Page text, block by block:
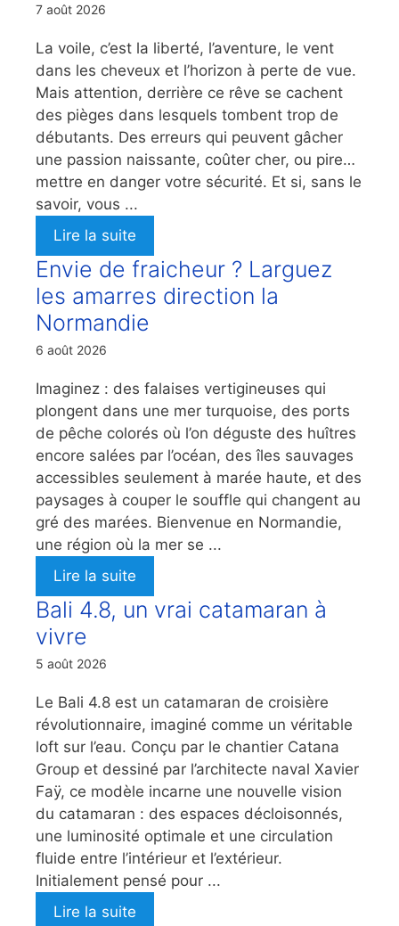
7 août 2026
La voile, c’est la liberté, l’aventure, le vent
dans les cheveux et l’horizon à perte de vue.
Mais attention, derrière ce rêve se cachent
des pièges dans lesquels tombent trop de
débutants. Des erreurs qui peuvent gâcher
une passion naissante, coûter cher, ou pire…
mettre en danger votre sécurité. Et si, sans le
savoir, vous ...
Lire la suite
Envie de fraicheur ? Larguez
les amarres direction la
Normandie
6 août 2026
Imaginez : des falaises vertigineuses qui
plongent dans une mer turquoise, des ports
de pêche colorés où l’on déguste des huîtres
encore salées par l’océan, des îles sauvages
accessibles seulement à marée haute, et des
paysages à couper le souffle qui changent au
gré des marées. Bienvenue en Normandie,
une région où la mer se ...
Lire la suite
Bali 4.8, un vrai catamaran à
vivre
5 août 2026
Le Bali 4.8 est un catamaran de croisière
révolutionnaire, imaginé comme un véritable
loft sur l’eau. Conçu par le chantier Catana
Group et dessiné par l’architecte naval Xavier
Faÿ, ce modèle incarne une nouvelle vision
du catamaran : des espaces décloisonnés,
une luminosité optimale et une circulation
fluide entre l’intérieur et l’extérieur.
Initialement pensé pour ...
Lire la suite